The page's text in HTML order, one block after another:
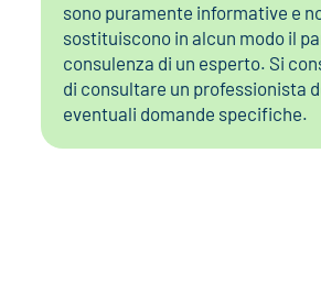
sono puramente informative e
sostituiscono in alcun modo il
consulenza di un esperto. Si
di consultare un professionista
eventuali domande specifiche.